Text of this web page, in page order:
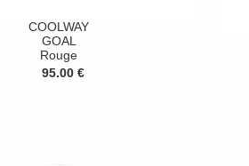
COOLWAY
GOAL
Rouge
95.00 €